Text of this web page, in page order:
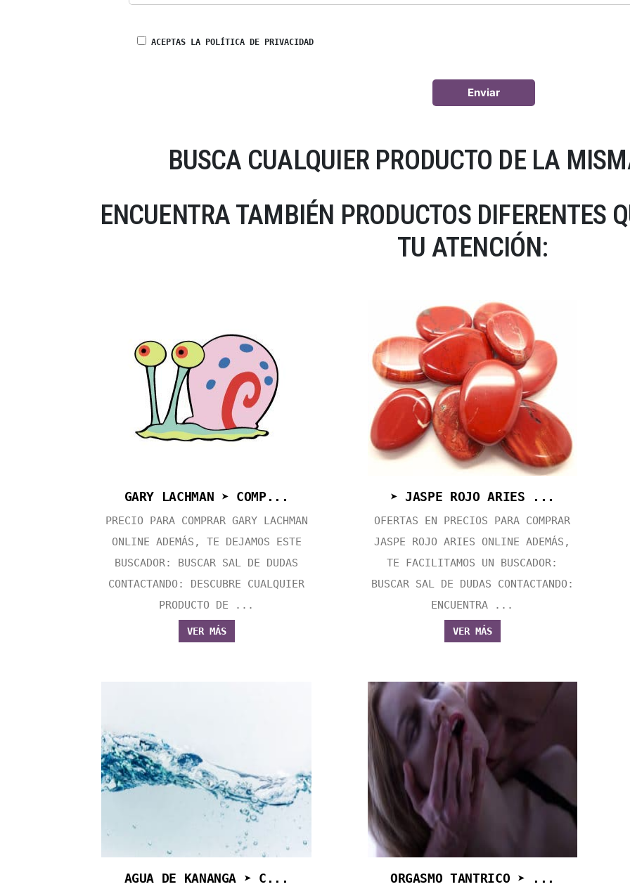
ACEPTAS LA POLÍTICA DE PRIVACIDAD
BUSCA CUALQUIER PRODUCTO DE LA
ENCUENTRA TAMBIÉN PRODUCTOS DIFERENTES
TU ATENCIÓN:
GARY LACHMAN ➤ COMP...
PRECIO PARA COMPRAR GARY LACHMAN
ONLINE ADEMÁS, TE DEJAMOS ESTE
BUSCADOR: BUSCAR SAL DE DUDAS
CONTACTANDO: DESCUBRE CUALQUIER
PRODUCTO DE ...
VER MÁS
➤ JASPE ROJO ARIES ...
OFERTAS EN PRECIOS PARA COMPRAR
JASPE ROJO ARIES ONLINE ADEMÁS,
TE FACILITAMOS UN BUSCADOR:
BUSCAR SAL DE DUDAS CONTACTANDO:
ENCUENTRA ...
VER MÁS
AGUA DE KANANGA ➤ C... ORGASMO TANTRICO ➤ ...